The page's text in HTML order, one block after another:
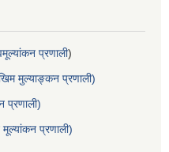
प्रणाली)
मुल्याङ्कन प्रणाली)
प्रणाली)
मूल्यांकन प्रणाली)